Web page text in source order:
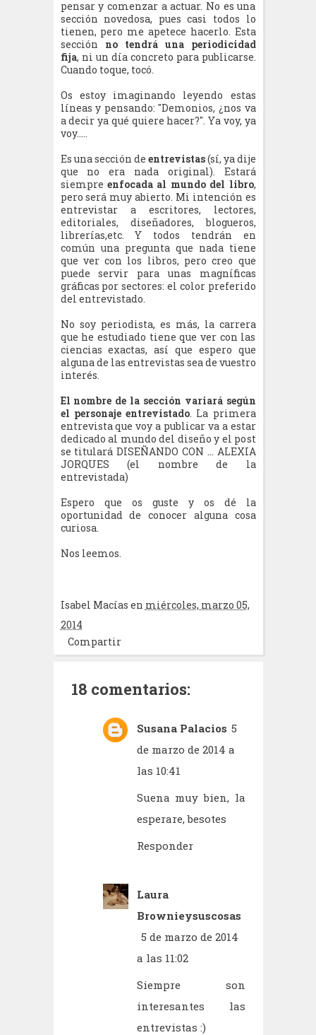
pensar y comenzar a actuar. No es una
sección novedosa, pues casi todos lo
tienen, pero me apetece hacerlo. Esta
sección no tendrá una periodicidad
fija, ni un día concreto para publicarse.
Cuando toque, tocó.
Os estoy imaginando leyendo estas
líneas y pensando: "Demonios, ¿nos va
a decir ya qué quiere hacer?". Ya voy, ya
voy.....
Es una sección de entrevistas(sí, ya dije
que no era nada original). Estará
siempre enfocada al mundo del libro,
pero será muy abierto. Mi intención es
entrevistar a escritores, lectores,
editoriales, diseñadores, blogueros,
librerías,etc. Y todos tendrán en
común una pregunta que nada tiene
que ver con los libros, pero creo que
puede servir para unas magníficas
gráficas por sectores: el color preferido
del entrevistado.
No soy periodista, es más, la carrera
que he estudiado tiene que ver con las
ciencias exactas, así que espero que
alguna de las entrevistas sea de vuestro
interés.
El nombre de la sección variará según
el personaje entrevistado. La primera
entrevista que voy a publicar va a estar
dedicado al mundo del diseño y el post
se titulará DISEÑANDO CON ... ALEXIA
JORQUES (el nombre de la
entrevistada)
Espero que os guste y os dé la
oportunidad de conocer alguna cosa
curiosa.
Nos leemos.
Isabel Macías en miércoles, marzo 05,
2014
Compartir
18 comentarios:
Susana Palacios 5
de marzo de 2014 a
las 10:41
Suena muy bien, la
esperare, besotes
Responder
Laura
Brownieysuscosas
5 de marzo de 2014
a las 11:02
Siempre son
interesantes las
entrevistas :)